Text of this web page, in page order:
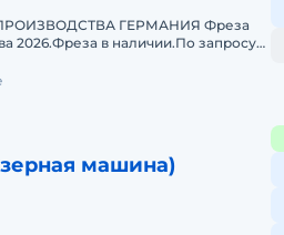
ГЕРМАНИЯ Фреза
2026.Фреза в наличии.По запросу
машина)